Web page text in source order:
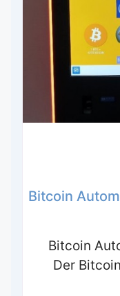
Bitcoin
Bitcoin
Der